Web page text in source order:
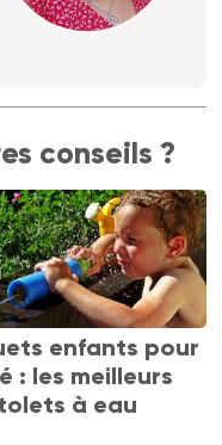
conseils ?
enfants pour
: les meilleurs
à eau